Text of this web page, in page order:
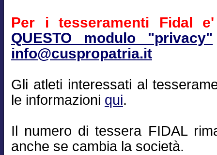
Per i tesseramenti Fidal
QUESTO modulo "privacy"
info@cuspropatria.it
Gli atleti interessati al
le informazioni qui.
Il numero di tessera FIDAL
anche se cambia la società.